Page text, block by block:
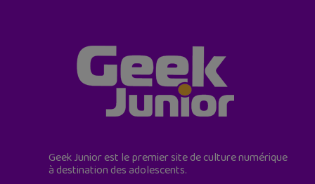
Geek Junior est le premier site de culture numérique
à destination des adolescents.